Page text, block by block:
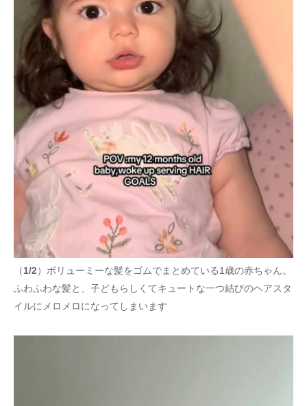
ちょっと気になるネットの話題
（1/2）ボリューミーな髪をゴムでまとめている1歳の赤ちゃん。
ふわふわな髪と、子どもらしくてキュートな一つ結びのヘアスタ
イルにメロメロになってしまいます